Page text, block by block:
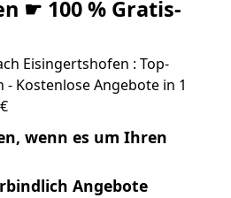
☛ 100 % Gratis-
Eisingertshofen : Top-
Kostenlose Angebote in 1
wenn es um Ihren
Angebote